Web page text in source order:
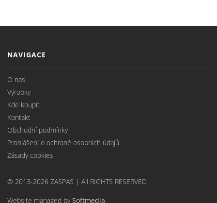
NAVIGACE
O nás
Výrobky
Kde koupit
Kontakt
Obchodní podmínky
Prohlášení o ochraně osobních údajů
Zásady cookies
© 2013-2026 ZASPAS | All RIGHTS RESERVED
Website managed bySoftmedia